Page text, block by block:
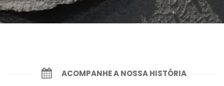
ACOMPANHE A NOSSA HISTÓRIA